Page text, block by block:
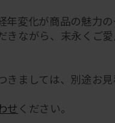
年変化が商品の魅力
きながら、末永くご
ましては、別途お
せ ください。